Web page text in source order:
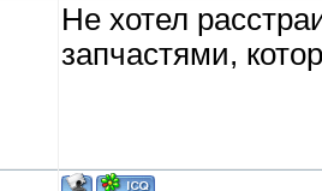
Не хотел
запчастями,